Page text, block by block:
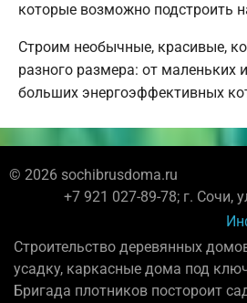
которые возможно подстроить
Строим необычные, красивые,
разного размера: от маленьких
больших энергоэффективных
© 2026 sochibrusdoma.ru
+7 921 027-89-78; г. Сочи,
Строительство деревянных
усадку, каркасные дома под
Бригада плотников постороит